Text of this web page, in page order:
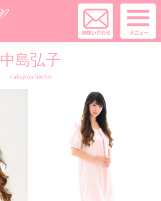
中島弘子
nakajima hiroko